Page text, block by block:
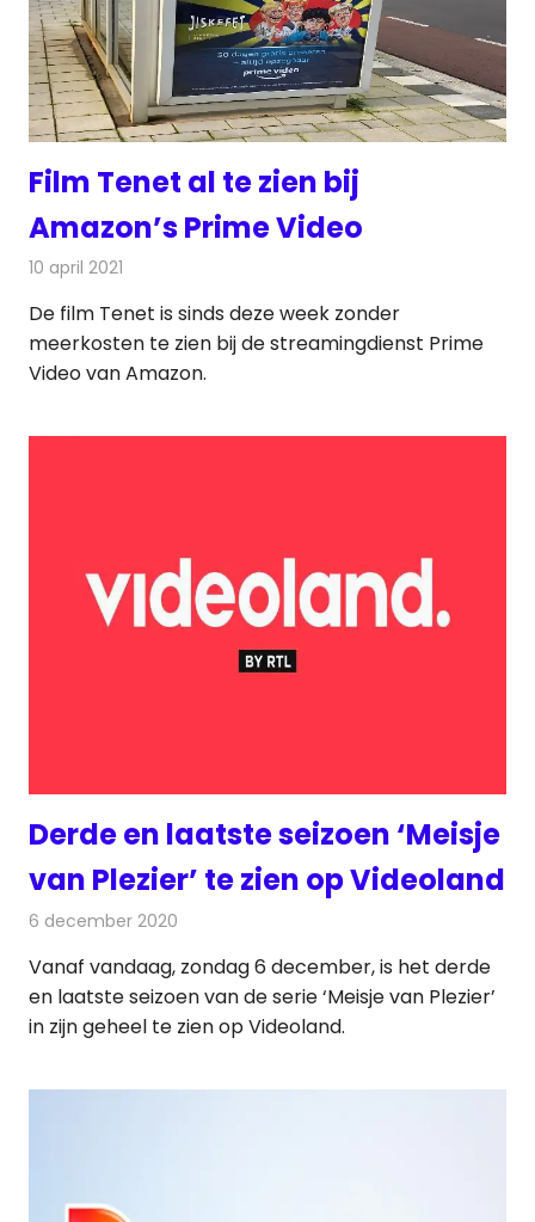
Film Tenet al te zien bij
Amazon’s Prime Video
10 april 2021
De film Tenet is sinds deze week zonder
meerkosten te zien bij de streamingdienst Prime
Video van Amazon.
Derde en laatste seizoen ‘Meisje
van Plezier’ te zien op Videoland
6 december 2020
Vanaf vandaag, zondag 6 december, is het derde
en laatste seizoen van de serie ‘Meisje van Plezier’
in zijn geheel te zien op Videoland.